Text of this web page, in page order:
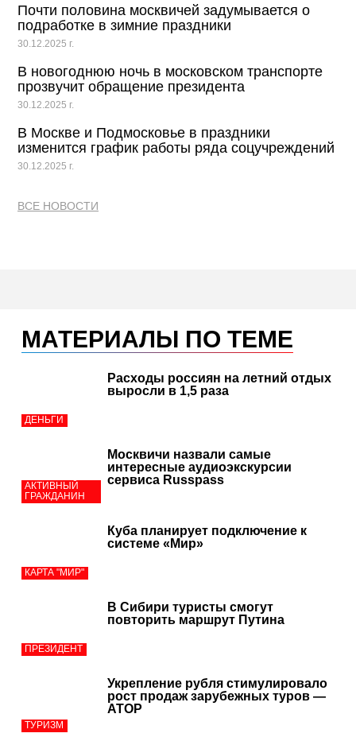
Почти половина москвичей задумывается о
подработке в зимние праздники
30.12.2025 г.
В новогоднюю ночь в московском транспорте
прозвучит обращение президента
30.12.2025 г.
В Москве и Подмосковье в праздники
изменится график работы ряда соцучреждений
30.12.2025 г.
ВСЕ НОВОСТИ
МАТЕРИАЛЫ ПО ТЕМЕ
ДЕНЬГИ
Расходы россиян на летний отдых
выросли в 1,5 раза
АКТИВНЫЙ
ГРАЖДАНИН
Москвичи назвали самые
интересные аудиоэкскурсии
сервиса Russpass
КАРТА "МИР"
Куба планирует подключение к
системе «Мир»
ПРЕЗИДЕНТ
В Сибири туристы смогут
повторить маршрут Путина
ТУРИЗМ
Укрепление рубля стимулировало
рост продаж зарубежных туров —
АТОР